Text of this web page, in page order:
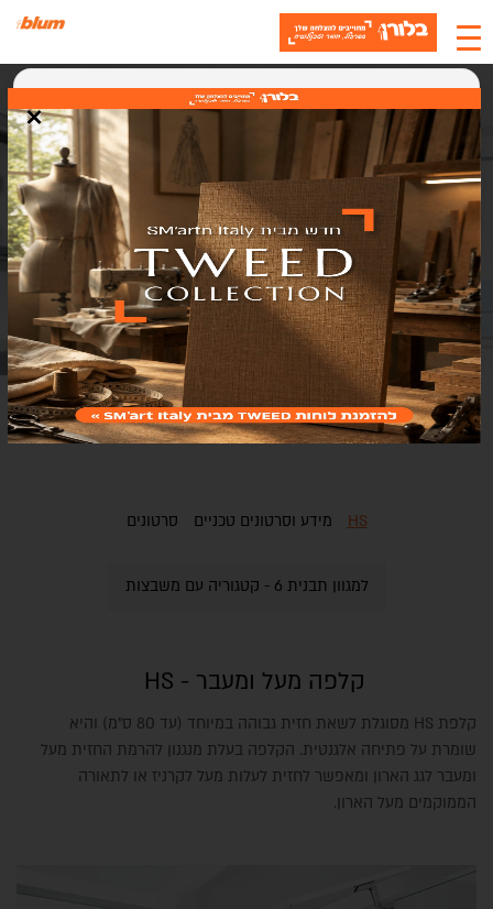
× האתר משתמש בעוגיות
אנחנו משתמשים בעוגיות (Cookies) כדי לשפר את חוויית המשתמש, לנתח
תנועה ולתמוך בתוכן ושירותים. בלחיצה על "אישור" אתם מסכימים לשימוש
בעוגיות.
סגירה
קלפה אוונטוס HS
HS מידע וסרטונים טכניים סרטונים
למגוון תבנית 6 - קטגוריה עם משבצות
קלפה מעל ומעבר - HS
קלפת HS מסוגלת לשאת חזית גבוהה במיוחד (עד 80 ס"מ) והיא
שומרת על פתיחה אלגנטית. הקלפה בעלת מנגנון להרמת החזית מעל
ומעבר לגג הארון ומאפשר לחזית לעלות מעל לקרניז או לתאורה
הממוקמים מעל הארון.